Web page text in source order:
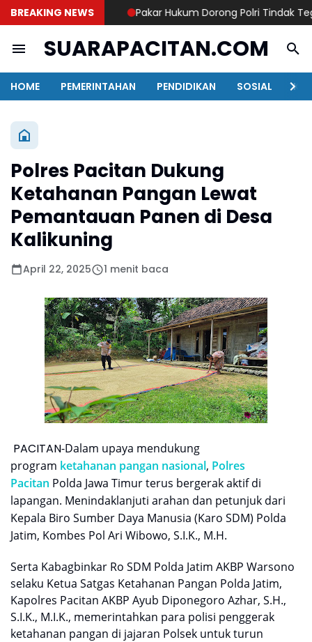
BREAKING NEWS Pakar Hukum Dorong Polri Tindak
SUARAPACITAN.COM
HOME PEMERINTAHAN PENDIDIKAN SOSIAL
Polres Pacitan Dukung
Ketahanan Pangan Lewat
Pemantauan Panen di Desa
Kalikuning
April 22, 2025 1 menit baca
PACITAN-Dalam upaya mendukung
program ketahanan pangan nasional, Polres
Pacitan Polda Jawa Timur terus bergerak aktif di
lapangan. Menindaklanjuti arahan dan petunjuk dari
Kepala Biro Sumber Daya Manusia (Karo SDM) Polda
Jatim, Kombes Pol Ari Wibowo, S.I.K., M.H.
Serta Kabagbinkar Ro SDM Polda Jatim AKBP Warsono
selaku Ketua Satgas Ketahanan Pangan Polda Jatim,
Kapolres Pacitan AKBP Ayub Diponegoro Azhar, S.H.,
S.I.K., M.I.K., memerintahkan para polisi penggerak
ketahanan pangan di jajaran Polsek untuk turun